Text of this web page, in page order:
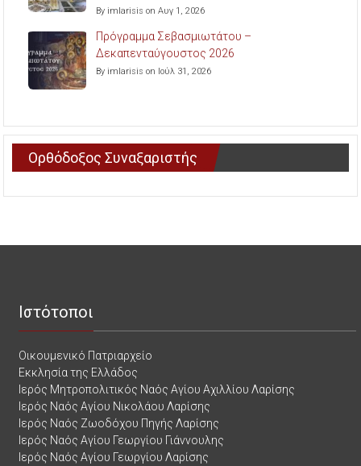
By imlarisis on Αυγ 1, 2026
Πρόγραμμα Σεβασμιωτάτου –
Δεκαπενταύγουστος 2026
By imlarisis on Ιούλ 31, 2026
Ορθόδοξος Συναξαριστής
Ιστότοποι
Οικουμενικό Πατριαρχείο
Εκκλησία της Ελλάδος
Ιερός Μητροπολιτικός Ναός Αγίου Αχιλλίου Λαρίσης
Ιερός Ναός Αγίου Νικολάου Λαρίσης
Ιερός Ναός Ζωοδόχου Πηγής Λαρίσης
Ιερός Ναός Αγίου Γεωργίου Γιάννουλης
Ιερός Ναός Αγίου Γεωργίου Λαρίσης